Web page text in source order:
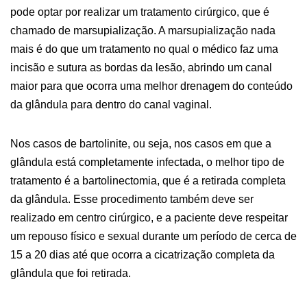
pode optar por realizar um tratamento cirúrgico, que é
chamado de marsupialização. A marsupialização nada
mais é do que um tratamento no qual o médico faz uma
incisão e sutura as bordas da lesão, abrindo um canal
maior para que ocorra uma melhor drenagem do conteúdo
da glândula para dentro do canal vaginal.
Nos casos de bartolinite, ou seja, nos casos em que a
glândula está completamente infectada, o melhor tipo de
tratamento é a bartolinectomia, que é a retirada completa
da glândula. Esse procedimento também deve ser
realizado em centro cirúrgico, e a paciente deve respeitar
um repouso físico e sexual durante um período de cerca de
15 a 20 dias até que ocorra a cicatrização completa da
glândula que foi retirada.